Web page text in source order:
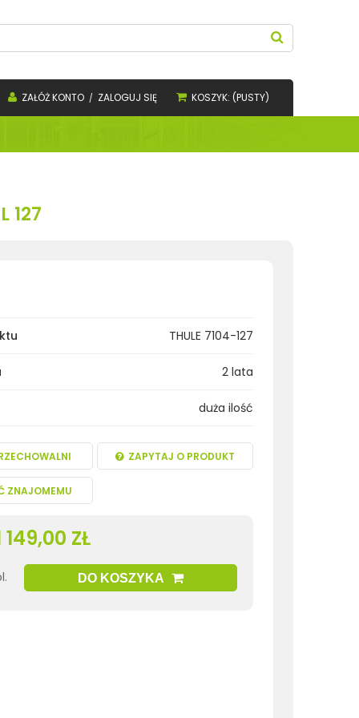
ZAŁÓŻ KONTO ZALOGUJ SIĘ KOSZYK: (PUSTY)
127
THULE 7104-127
2 lata
duża ilość
ZAPYTAJ O PRODUKT
ZNAJOMEMU
149,00 ZŁ
DO KOSZYKA